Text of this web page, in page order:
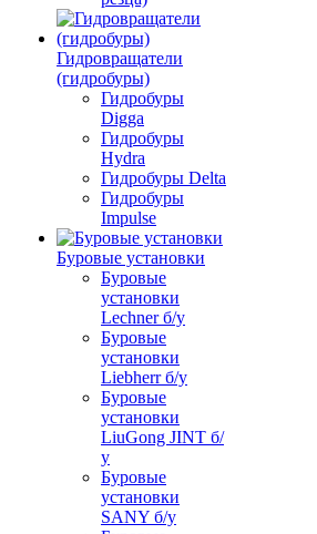
Гидровращатели
(гидробуры)
Гидробуры
Digga
Гидробуры
Hydra
Гидробуры Delta
Гидробуры
Impulse
Буровые установки
Буровые
установки
Lechner б/у
Буровые
установки
Liebherr б/у
Буровые
установки
LiuGong JINT б/
у
Буровые
установки
SANY б/у